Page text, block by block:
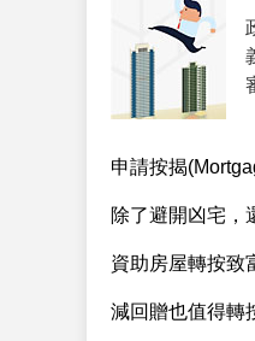
申請按揭
除了避開凶宅，
資助房屋轉按致
減回贈也值得轉